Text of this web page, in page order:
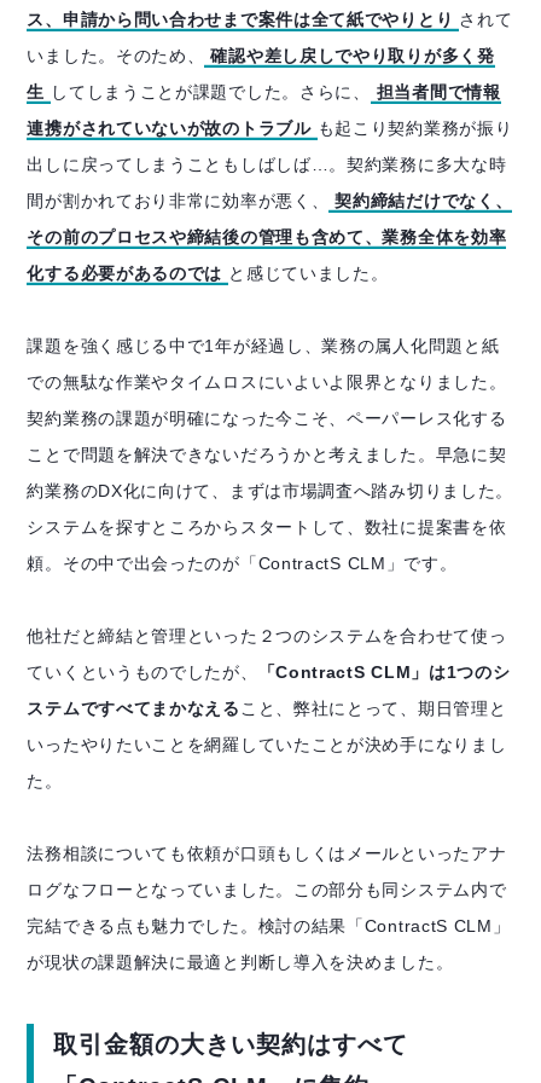
ス、申請から問い合わせまで案件は全て紙でやりとり されて
いました。そのため、
確認や差し戻しでやり取りが多く発
生
してしまうことが課題でした。さらに、
担当者間で情報
連携がされていないが故のトラブル も起こり契約業務が振り
出しに戻ってしまうこともしばしば…。契約業務に多大な時
間が割かれており非常に効率が悪く、
契約締結だけでなく、
その前のプロセスや締結後の管理も含めて、業務全体を効率
化する必要があるのでは と感じていました。
課題を強く感じる中で1年が経過し、業務の属人化問題と紙
での無駄な作業やタイムロスにいよいよ限界となりました。
契約業務の課題が明確になった今こそ、ペーパーレス化する
ことで問題を解決できないだろうかと考えました。早急に契
約業務のDX化に向けて、まずは市場調査へ踏み切りました。
システムを探すところからスタートして、数社に提案書を依
頼。その中で出会ったのが「ContractS CLM」です。
他社だと締結と管理といった２つのシステムを合わせて使っ
ていくというものでしたが、
「ContractS CLM」は1つのシ
ステムですべてまかなえる こと、弊社にとって、期日管理と
いったやりたいことを網羅していたことが決め手になりまし
た。
法務相談についても依頼が口頭もしくはメールといったアナ
ログなフローとなっていました。この部分も同システム内で
完結できる点も魅力でした。検討の結果「ContractS CLM」
が現状の課題解決に最適と判断し導入を決めました。
取引金額の大きい契約はすべて